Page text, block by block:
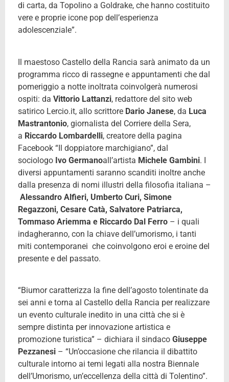
di carta, da Topolino a Goldrake, che hanno costituito
vere e proprie icone pop dell’esperienza
adolescenziale”.
Il maestoso Castello della Rancia sarà animato da un
programma ricco di rassegne e appuntamenti che dal
pomeriggio a notte inoltrata coinvolgerà numerosi
ospiti: da Vittorio Lattanzi, redattore del sito web
satirico Lercio.it, allo scrittore Dario Janese, da Luca
Mastrantonio, giornalista del Corriere della Sera,
a Riccardo Lombardelli, creatore della pagina
Facebook “Il doppiatore marchigiano”, dal
sociologo Ivo Germanoall’artista Michele Gambini. I
diversi appuntamenti saranno scanditi inoltre anche
dalla presenza di nomi illustri della filosofia italiana –
Alessandro Alfieri, Umberto Curi, Simone
Regazzoni, Cesare Catà, Salvatore Patriarca,
Tommaso Ariemma e Riccardo Dal Ferro – i quali
indagheranno, con la chiave dell’umorismo, i tanti
miti contemporanei che coinvolgono eroi e eroine del
presente e del passato.
“Biumor caratterizza la fine dell’agosto tolentinate da
sei anni e torna al Castello della Rancia per realizzare
un evento culturale inedito in una città che si è
sempre distinta per innovazione artistica e
promozione turistica” – dichiara il sindaco Giuseppe
Pezzanesi – “Un’occasione che rilancia il dibattito
culturale intorno ai temi legati alla nostra Biennale
dell’Umorismo, un’eccellenza della città di Tolentino”.